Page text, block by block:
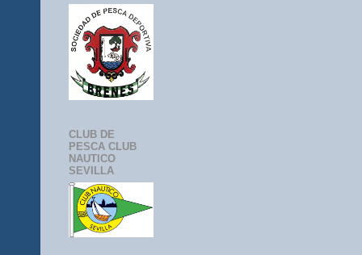
CLUB DE
PESCA CLUB
NAUTICO
SEVILLA